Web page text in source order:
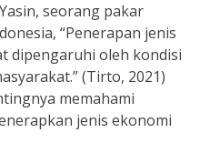
seorang pakar
“Penerapan jenis
dipengaruhi oleh kondisi
(Tirto, 2021)
memahami
jenis ekonomi